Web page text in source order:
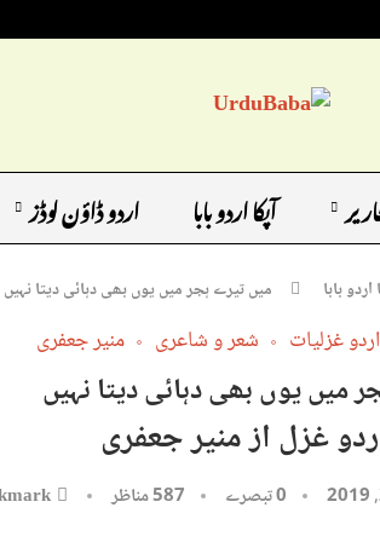
آپکا اردو بابا اردو ڈاؤن لوڈز
اردو بابا میں تیرے ہجر میں یوں بھی دہائی دیتا نہیں
اردو غزلیات شعر و شاعری منیر جعفری
میں یوں بھی دہائی دیتا نہیں
غزل از منیر جعفری
0 تبصرے 587مناظر